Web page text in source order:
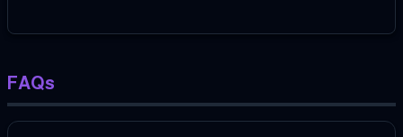
FAQs